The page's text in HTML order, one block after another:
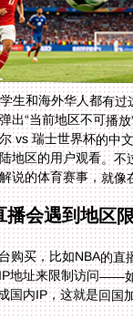
生和海外华人都有
出“当前地区不可播
vs 瑞士世界杯的
地区的用户观看。
说的体育赛事，就像
会遇到地区
购买，比如NBA的
地址来限制访问——
国内IP，这就是回国